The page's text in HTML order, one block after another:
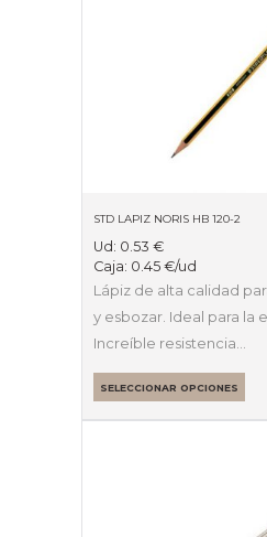
STD LAPIZ NORIS HB 120-2
Ud: 0.53 €
Caja: 0.45 €/ud
Lápiz de alta calidad
y esbozar. Ideal para la
Increíble resistencia…
SELECCIONAR OPCIONES